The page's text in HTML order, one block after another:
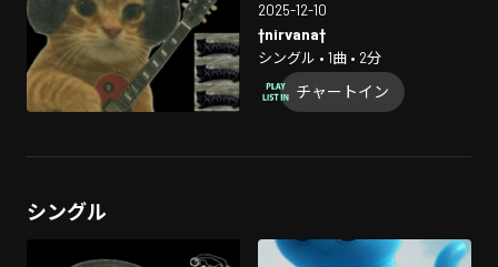
2025-12-10
†nirvana†
シングル • 1曲 • 2分
チャートイン
シングル